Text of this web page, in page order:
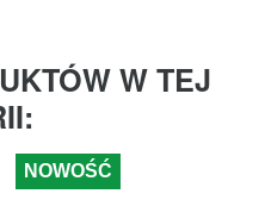
W TEJ
NOWOŚĆ